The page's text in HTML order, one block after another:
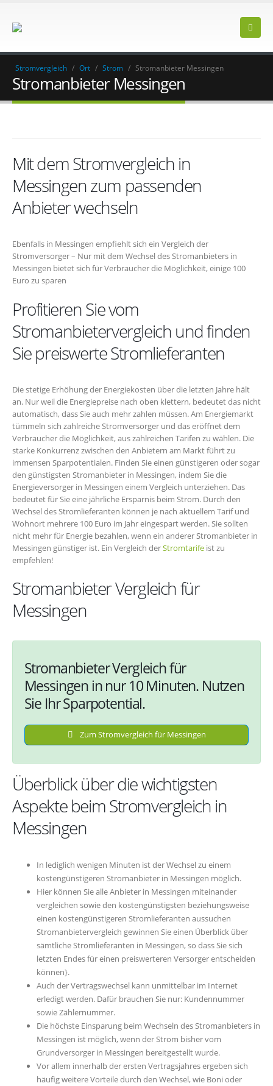
Stromvergleich / Ort / Strom / Stromanbieter Messingen
Stromanbieter Messingen
Mit dem Stromvergleich in
Messingen zum passenden
Anbieter wechseln
Ebenfalls in Messingen empfiehlt sich ein Vergleich der
Stromversorger – Nur mit dem Wechsel des Stromanbieters in
Messingen bietet sich für Verbraucher die Möglichkeit, einige 100
Euro zu sparen
Profitieren Sie vom
Stromanbietervergleich und finden
Sie preiswerte Stromlieferanten
Die stetige Erhöhung der Energiekosten über die letzten Jahre hält
an. Nur weil die Energiepreise nach oben klettern, bedeutet das nicht
automatisch, dass Sie auch mehr zahlen müssen. Am Energiemarkt
tümmeln sich zahlreiche Stromversorger und das eröffnet dem
Verbraucher die Möglichkeit, aus zahlreichen Tarifen zu wählen. Die
starke Konkurrenz zwischen den Anbietern am Markt führt zu
immensen Sparpotentialen. Finden Sie einen günstigeren oder sogar
den günstigsten Stromanbieter in Messingen, indem Sie die
Energieversorger in Messingen einem Vergleich unterziehen. Das
bedeutet für Sie eine jährliche Ersparnis beim Strom. Durch den
Wechsel des Stromlieferanten können je nach aktuellem Tarif und
Wohnort mehrere 100 Euro im Jahr eingespart werden. Sie sollten
nicht mehr für Energie bezahlen, wenn ein anderer Stromanbieter in
Messingen günstiger ist. Ein Vergleich derStromtarife ist zu
empfehlen!
Stromanbieter Vergleich für
Messingen
Stromanbieter Vergleich für
Messingen in nur 10 Minuten. Nutzen
Sie Ihr Sparpotential.
Zum Stromvergleich für Messingen
Überblick über die wichtigsten
Aspekte beim Stromvergleich in
Messingen
In lediglich wenigen Minuten ist der Wechsel zu einem
kostengünstigeren Stromanbieter in Messingen möglich.
Hier können Sie alle Anbieter in Messingen miteinander
vergleichen sowie den kostengünstigsten beziehungsweise
einen kostengünstigeren Stromlieferanten aussuchen
Stromanbietervergleich gewinnen Sie einen Überblick über
sämtliche Stromlieferanten in Messingen, so dass Sie sich
letzten Endes für einen preiswerteren Versorger entscheiden
können}.
Auch der Vertragswechsel kann unmittelbar im Internet
erledigt werden. Dafür brauchen Sie nur: Kundennummer
sowie Zählernummer.
Die höchste Einsparung beim Wechseln des Stromanbieters in
Messingen ist möglich, wenn der Strom bisher vom
Grundversorger in Messingen bereitgestellt wurde.
Vor allem innerhalb der ersten Vertragsjahres ergeben sich
häufig weitere Vorteile durch den Wechsel, wie Boni oder